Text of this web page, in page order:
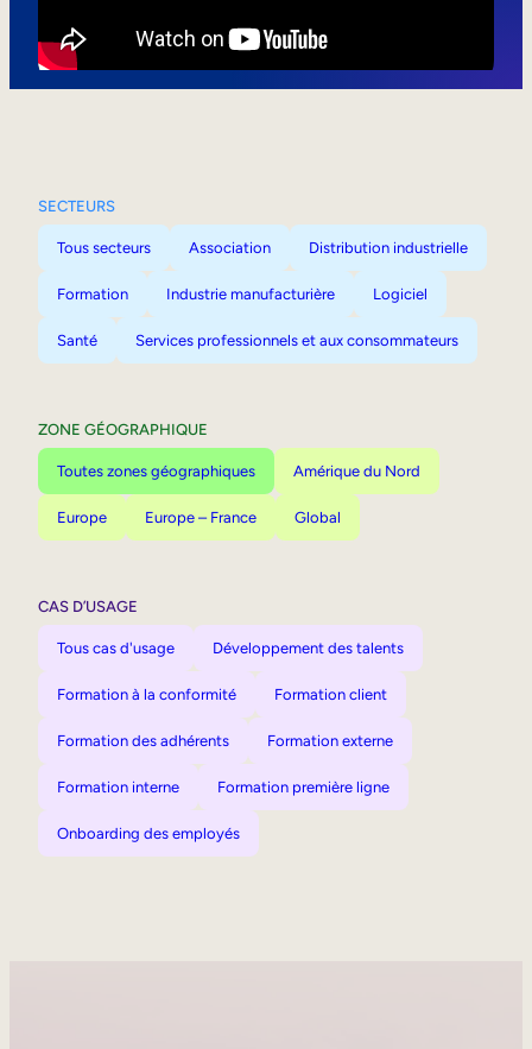
SECTEURS
Tous secteurs Association Distribution industrielle
Formation Industrie manufacturière Logiciel
Santé Services professionnels et aux consommateurs
ZONE GÉOGRAPHIQUE
Toutes zones géographiques Amérique du Nord
Europe Europe – France Global
CAS D’USAGE
Tous cas d'usage Développement des talents
Formation à la conformité Formation client
Formation des adhérents Formation externe
Formation interne Formation première ligne
Onboarding des employés